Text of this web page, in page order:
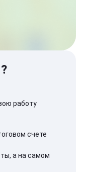
работу
счете
а на самом